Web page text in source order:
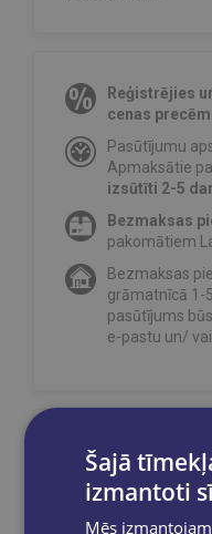
Reģistrējies
cenas precēm.
Pasūtījumu
Apmaksātie
izsūtīti 2-5
Bezmaksas
pakomātiem
Bezmaksas
grāmatnīcā 1-
pasūtījums
e-pastu un/ vai
Dalies sociālajos
Šajā
izmantoti
Mēs